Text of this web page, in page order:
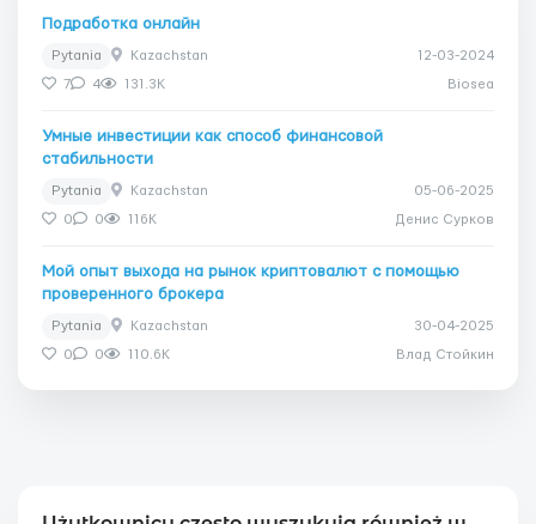
Подработка онлайн
Pytania Kazachstan 12-03-2024
7 4 131.3K Biosea
Умные инвестиции как способ финансовой
стабильности
Pytania Kazachstan 05-06-2025
0 0 116K Денис Сурков
Мой опыт выхода на рынок криптовалют с помощью
проверенного брокера
Pytania Kazachstan 30-04-2025
0 0 110.6K Влад Стойкин